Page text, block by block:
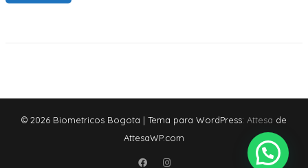
© 2026 Biometricos Bogota | Tema para WordPress: Attesa de
AttesaWP.com
FacebookInstagram